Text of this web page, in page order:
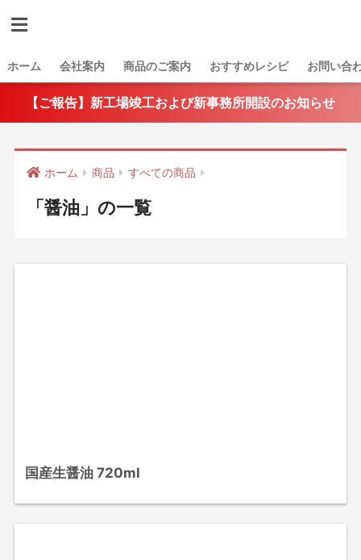
ホーム 会社案内 商品のご案内 おすすめレシピ お問い合
【ご報告】新工場竣工および新事務所開設のお知らせ
ホーム 商品 すべての商品
「醤油」の一覧
国産生醤油 720ml